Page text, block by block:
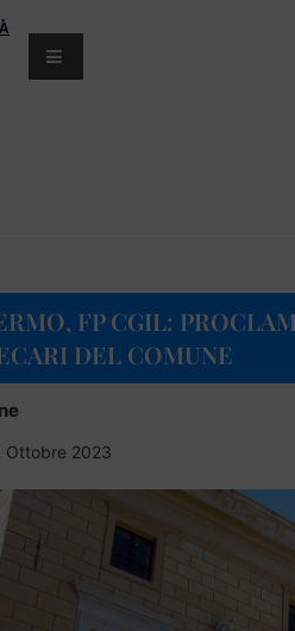
FP CGIL:
DEL COMUNE
Ottobre 2023